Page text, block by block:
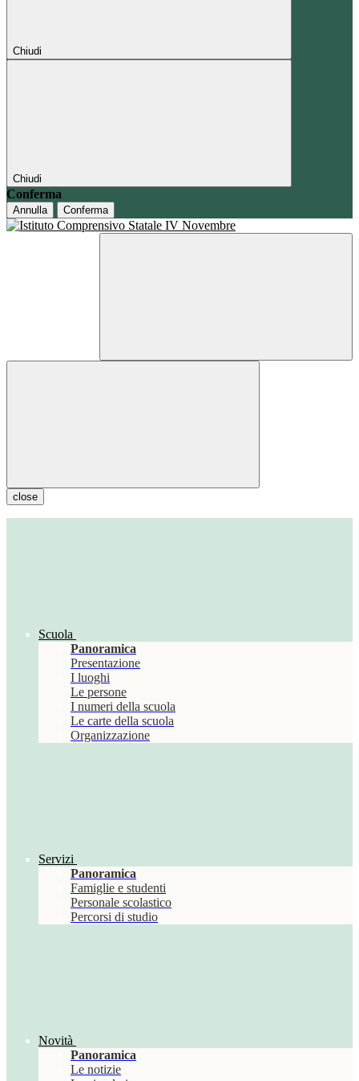
Chiudi
Chiudi
Conferma
Annulla Conferma
close
Scuola
Panoramica
Presentazione
I luoghi
Le persone
I numeri della scuola
Le carte della scuola
Organizzazione
Servizi
Panoramica
Famiglie e studenti
Personale scolastico
Percorsi di studio
Novità
Panoramica
Le notizie